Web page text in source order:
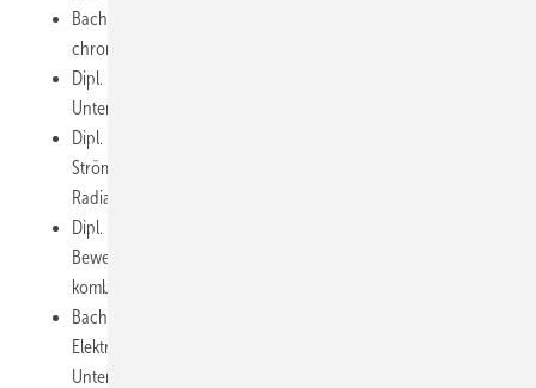
Bachelor Pascal Göhlich. HTW Dresden: Aufbereitung von
chromhaltigen LiBr-Absorptionskältelösungen.
Dipl. Ing. (TU) Tobias Franzky; TU Dresden: Entwicklung und
Untersuchung eines prognosebasierten Reglersystems.
Dipl. Ing. (TU) Tino Bibrach; TU Dresden:
Strömungsmechanische Untersuchungen eines
Radialverdichters für Wasserdampf.
Dipl. Ing. (TU) Tim Weindorf; TU Dresden: Vermessung und
Bewertung einer Lithiumbromid-Absorptionskälteanlage zur
kombinierten Kaltwasser- und Flüssigeiserzeugung.
Bachelor Paul Johannes Neumann; HTW Dresden:
Elektrochemische Bestimmung von Schwefeldioxid im Wein:
Untersuchung von verschiedenen Elektroden und